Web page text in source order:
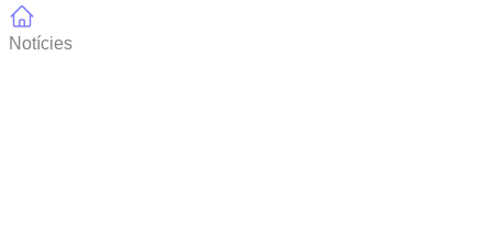
Notícies